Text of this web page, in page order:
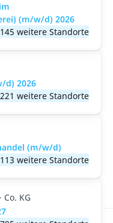
(m/w/d) 2026
weitere Standorte
d) 2026
weitere Standorte
(m/w/d)
weitere Standorte
KG